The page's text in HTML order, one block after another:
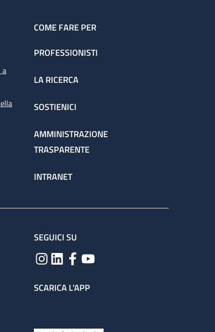
a
COME FARE PER
PROFESSIONISTI
LA RICERCA
SOSTIENICI
AMMINISTRAZIONE
TRASPARENTE
INTRANET
SEGUICI SU
SCARICA L'APP